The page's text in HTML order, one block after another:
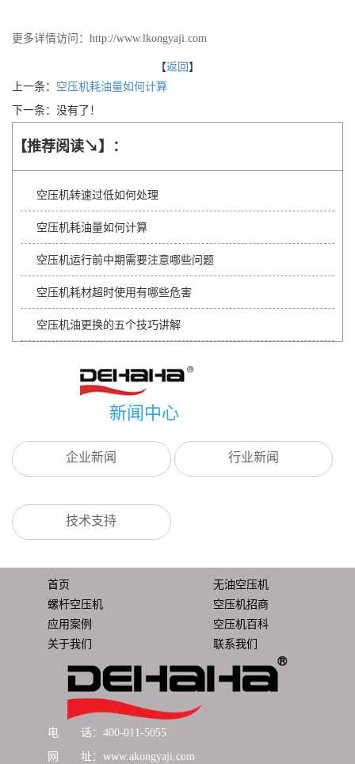
更多详情访问：http://www.lkongyaji.com
【返回】
上一条： 空压机耗油量如何计算
下一条：没有了！
【推荐阅读↘】：
空压机转速过低如何处理
空压机耗油量如何计算
空压机运行前中期需要注意哪些问题
空压机耗材超时使用有哪些危害
空压机油更换的五个技巧讲解
新闻中心
企业新闻 行业新闻
技术支持
首页
无油空压机
螺杆空压机
空压机招商
应用案例
空压机百科
关于我们
联系我们
电 话：400-011-5055
网 址：www.akongyaji.com